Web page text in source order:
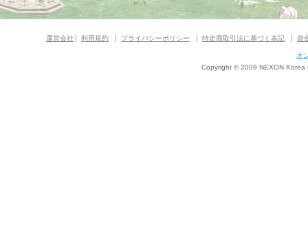
運営会社 利用規約 プライバシーポリシー 特定商取引法に基づく表記 資
オ
Copyright © 2009 NEXON Korea